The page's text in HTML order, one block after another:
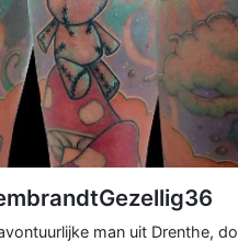
man uit Drenthe,